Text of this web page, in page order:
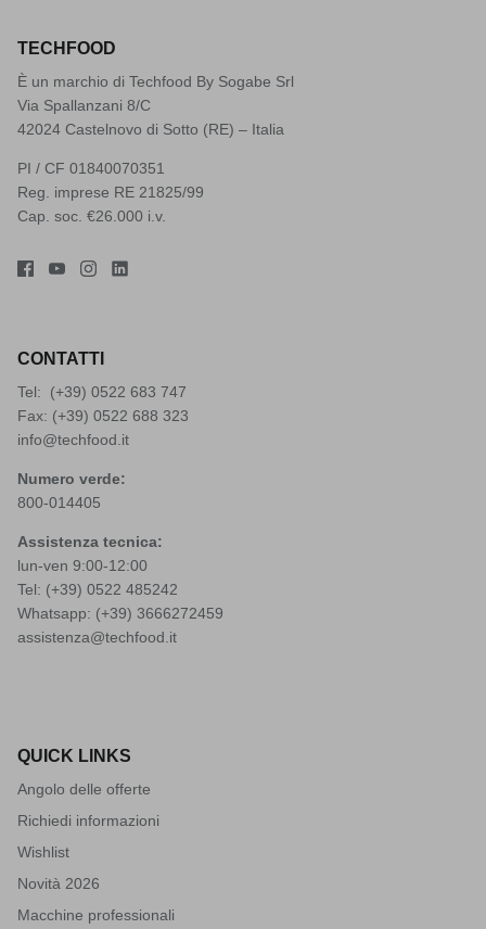
TECHFOOD
È un marchio di Techfood By Sogabe Srl
Via Spallanzani 8/C
42024 Castelnovo di Sotto (RE) – Italia
PI / CF 01840070351
Reg. imprese RE 21825/99
Cap. soc. €26.000 i.v.
CONTATTI
Tel: (+39) 0522 683 747
Fax: (+39) 0522 688 323
info@techfood.it
Numero verde:
800-014405
Assistenza tecnica:
lun-ven 9:00-12:00
Tel: (+39) 0522 485242
Whatsapp: (+39) 3666272459
assistenza@techfood.it
QUICK LINKS
Angolo delle offerte
Richiedi informazioni
Wishlist
Novità 2026
Macchine professionali